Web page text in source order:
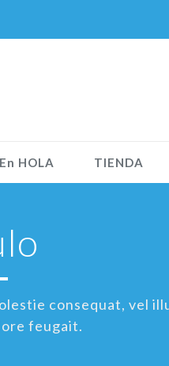
En HOLA TIENDA
consequat, vel
feugait.